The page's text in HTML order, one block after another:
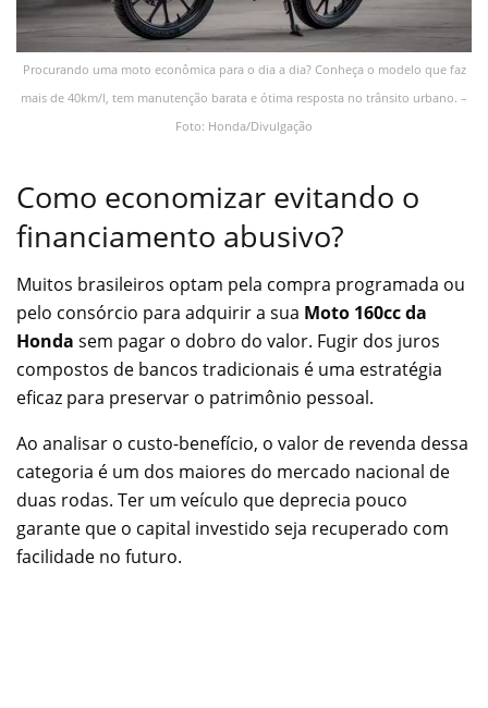
Procurando uma moto econômica para o dia a dia? Conheça o modelo que faz
mais de 40km/l, tem manutenção barata e ótima resposta no trânsito urbano. –
Foto: Honda/Divulgação
Como economizar evitando o
financiamento abusivo?
Muitos brasileiros optam pela compra programada ou
pelo consórcio para adquirir a sua Moto 160cc da
Honda sem pagar o dobro do valor. Fugir dos juros
compostos de bancos tradicionais é uma estratégia
eficaz para preservar o patrimônio pessoal.
Ao analisar o custo-benefício, o valor de revenda dessa
categoria é um dos maiores do mercado nacional de
duas rodas. Ter um veículo que deprecia pouco
garante que o capital investido seja recuperado com
facilidade no futuro.